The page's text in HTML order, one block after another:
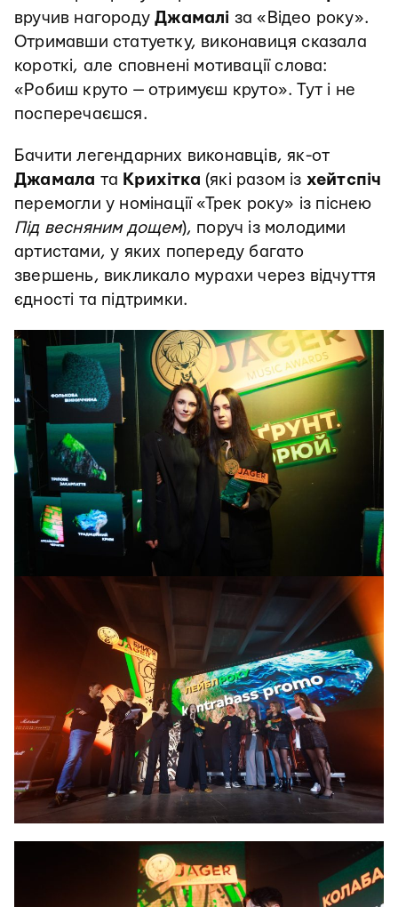
вручив нагородуДжамалі за «Відео року».
Отримавши статуетку, виконавиця сказала
короткі, але сповнені мотивації слова:
«Робиш круто — отримуєш круто». Тут і не
посперечаєшся.
Бачити легендарних виконавців, як-от
Джамала та Крихітка (які разом із хейтспіч
перемогли у номінації «Трек року» із піснею
Під весняним дощем), поруч із молодими
артистами, у яких попереду багато
звершень, викликало мурахи через відчуття
єдності та підтримки.